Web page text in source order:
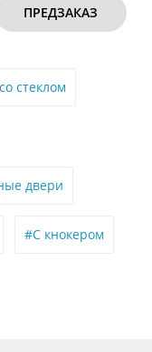
стеклом
двери
#С кнокером